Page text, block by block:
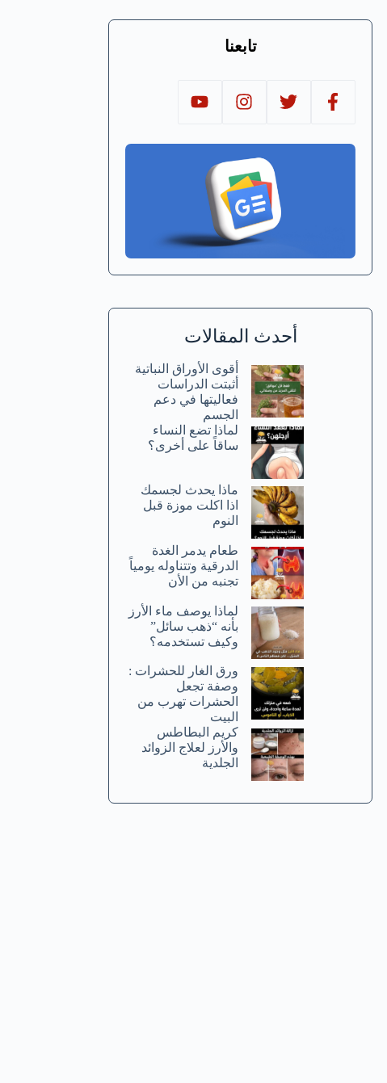
تابعنا
أحدث المقالات
أقوى الأوراق النباتية
أثبتت الدراسات
فعاليتها في دعم
الجسم
لماذا تضع النساء
ساقاً على أخرى؟
ماذا يحدث لجسمك
اذا اكلت موزة قبل
النوم
طعام يدمر الغدة
الدرقية وتتناوله يومياً
تجنبه من الأن
لماذا يوصف ماء الأرز
بأنه “ذهب سائل”
وكيف تستخدمه؟
ورق الغار للحشرات :
وصفة تجعل
الحشرات تهرب من
البيت
كريم البطاطس
والأرز لعلاج الزوائد
الجلدية